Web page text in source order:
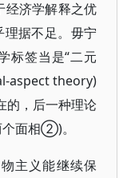
经济学解释之优
理据不足。毋宁
标签当是“二元
aspect theory)
的，后一种理论
面相②)。
主义能继续保